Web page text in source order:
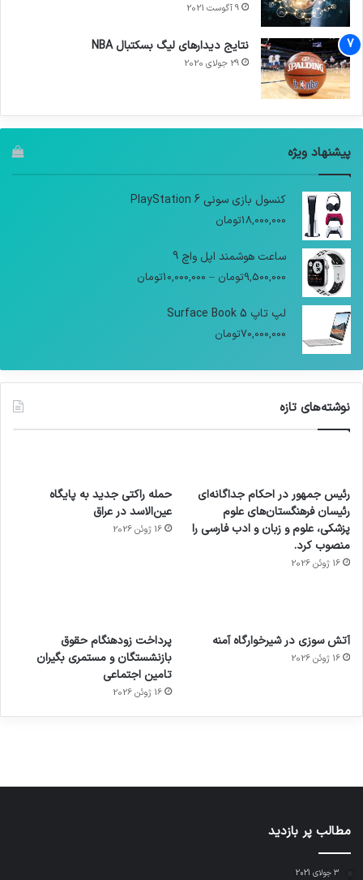
9 آگوست 2021
نتایج دیدار‌های لیگ بسکتبال NBA
29 جولای 2020
پیشنهاد ویژه
کنسول بازی سونی PlayStation 6
18,000,000تومان
ساعت هوشمند اپل واچ 9
9,500,000تومان –
10,000,000تومان
لپ تاپ Surface Book 5
70,000,000تومان
نوشته‌های تازه
رئیس جمهور در احکام جداگانه‌ای
رئیسان فرهنگستان‌های علوم
پزشکی، علوم و زبان و ادب فارسی را
منصوب کرد.
16 ژوئن 2026
حمله راکتی جدید به پایگاه
عین‌الاسد در عراق
16 ژوئن 2026
آتش سوزی در شیرخوارگاه آمنه
16 ژوئن 2026
پرداخت زودهنگام حقوق
بازنشستگان و مستمری بگیران
تامین اجتماعی
16 ژوئن 2026
برای
کشف
توسط
مجازی
…
ساعت
هوشمند
با طعم
توسط
ژاکت
در
های
2023
توسط
مطالب پر بازدید
3 جولای 2021